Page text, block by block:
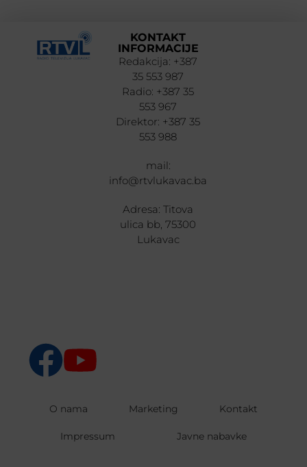
KONTAKT
INFORMACIJE
Redakcija: +387
35 553 987
Radio: +387 35
553 967
Direktor: +387 35
553 988
mail:
info@rtvlukavac.ba
Adresa: Titova
ulica bb, 75300
Lukavac
O nama Marketing Kontakt
Impressum Javne nabavke